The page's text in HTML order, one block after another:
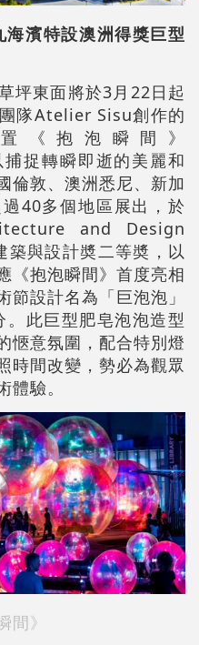
濱特設澳洲得獎巨型
坪東面將於3月22日起
隊Atelier Sisu創作的
《抱泡瞬間》
捉轉瞬即逝的美麗和
倫敦、澳洲悉尼、新加
40多個地區展出，於
and Design
與設計奬二等奬，以
《抱泡瞬間》首度亮相
設計名為「巨泡泡」
。此巨型肥皂泡泡造型
愜意氛圍，配合特別燈
時間改變，勢必為觀眾
驗。
間》